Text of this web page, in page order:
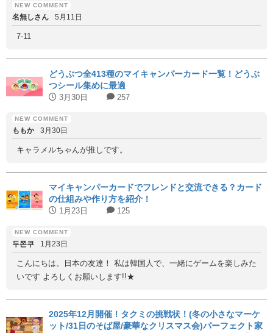
名無しさん 5月11日
7-11
どうぶつ全413種のマイキャンパーカード一覧！どうぶ
つシール集めに最適
3月30日 257
ももか 3月30日
キャラメルちゃんが推しです。
マイキャンパーカードでフレンドと交流できる？カード
の仕組みや作り方を紹介！
1月23日 125
두쫀쿠 1月23日
こんにちは。日本の友達！ 私は韓国人で、一緒にゲームを楽しみた
いです よろしくお願いします!!★
2025年12月開催！タクミの挑戦状！(冬の小さなマーケ
ット/31日のそば屋/豪華なクリスマス会)パーフェクト家